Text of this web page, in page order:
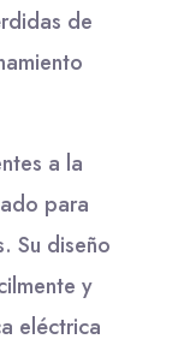
de
a la
para
Su diseño
y
eléctrica